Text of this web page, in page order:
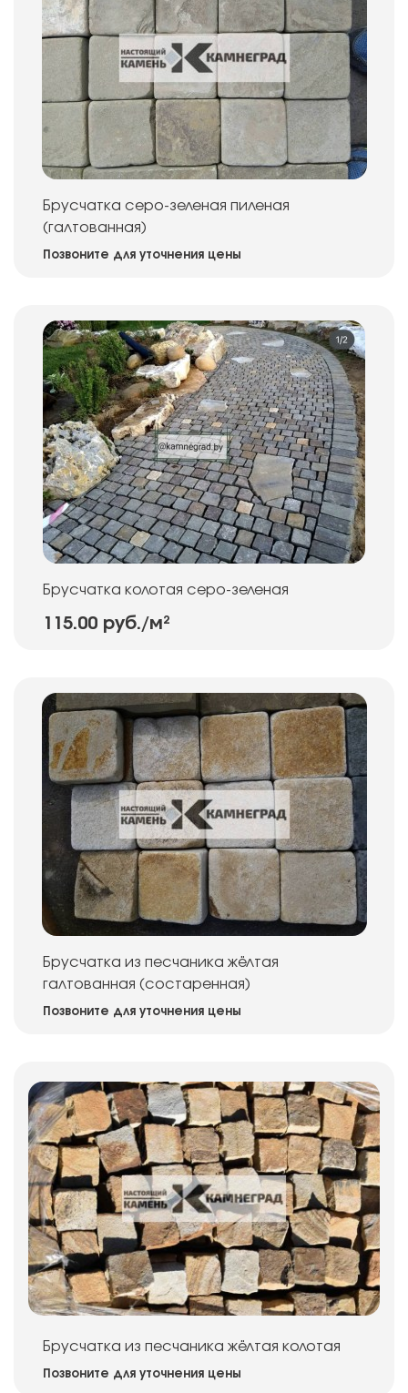
Брусчатка серо-зеленая пиленая
(галтованная)
Позвоните для уточнения цены
Брусчатка колотая серо-зеленая
115.00 руб./м²
Брусчатка из песчаника жёлтая
галтованная (состаренная)
Позвоните для уточнения цены
Брусчатка из песчаника жёлтая колотая
Позвоните для уточнения цены